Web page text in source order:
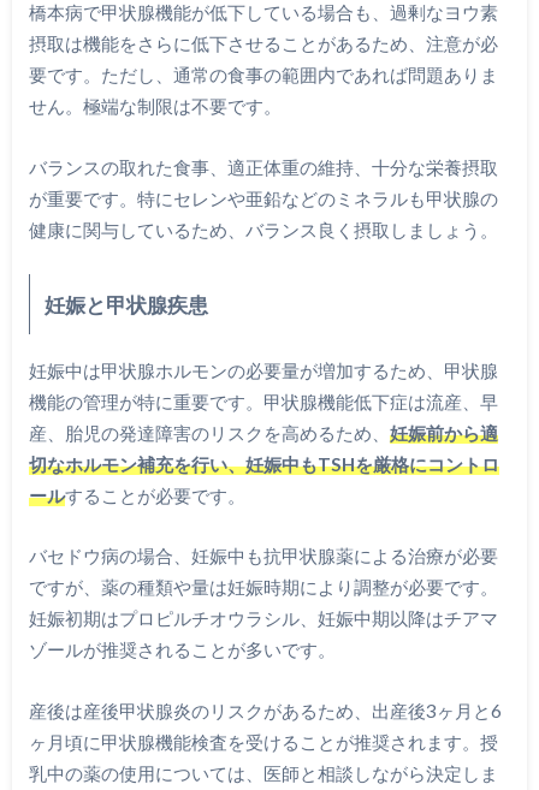
橋本病で甲状腺機能が低下している場合も、過剰なヨウ素
摂取は機能をさらに低下させることがあるため、注意が必
要です。ただし、通常の食事の範囲内であれば問題ありま
せん。極端な制限は不要です。
バランスの取れた食事、適正体重の維持、十分な栄養摂取
が重要です。特にセレンや亜鉛などのミネラルも甲状腺の
健康に関与しているため、バランス良く摂取しましょう。
妊娠と甲状腺疾患
妊娠中は甲状腺ホルモンの必要量が増加するため、甲状腺
機能の管理が特に重要です。甲状腺機能低下症は流産、早
産、胎児の発達障害のリスクを高めるため、 妊娠前から適
切なホルモン補充を行い、妊娠中もTSHを厳格にコントロ
ールすることが必要です。
バセドウ病の場合、妊娠中も抗甲状腺薬による治療が必要
ですが、薬の種類や量は妊娠時期により調整が必要です。
妊娠初期はプロピルチオウラシル、妊娠中期以降はチアマ
ゾールが推奨されることが多いです。
産後は産後甲状腺炎のリスクがあるため、出産後3ヶ月と6
ヶ月頃に甲状腺機能検査を受けることが推奨されます。授
乳中の薬の使用については、医師と相談しながら決定しま